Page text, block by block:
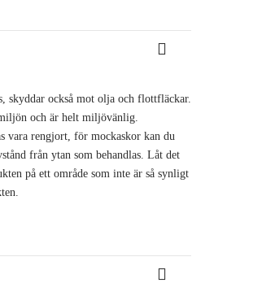
skyddar också mot olja och flottfläckar.
och är helt miljövänlig.
vara rengjort, för mockaskor kan du
från ytan som behandlas. Låt det
på ett område som inte är så synligt